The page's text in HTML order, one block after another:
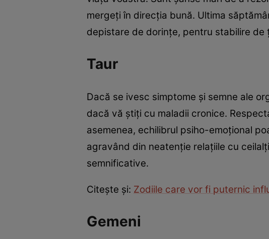
mergeți în direcția bună. Ultima
depistare de dorințe, pentru stabilire
Taur
Dacă se ivesc simptome și semne ale
dacă vă știți cu maladii cronice.
asemenea, echilibrul psiho-emoțional
agravând din neatenție relațiile cu
semnificative.
Citește și: Zodiile care vor fi puternic
Gemeni